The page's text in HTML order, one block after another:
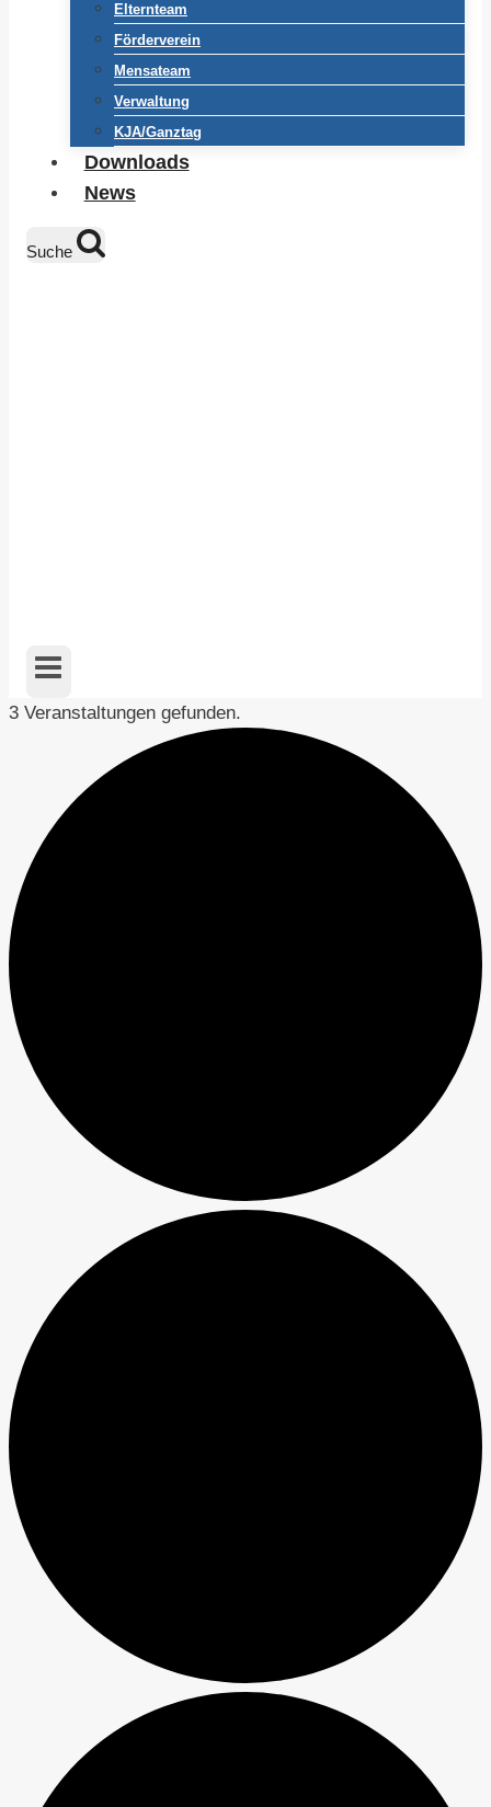
Elternteam
Förderverein
Mensateam
Verwaltung
KJA/Ganztag
Downloads
News
Suche
3 Veranstaltungen gefunden.